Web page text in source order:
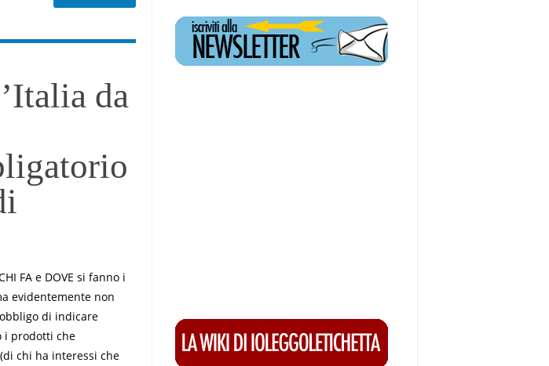
da
FA e DOVE si fanno i
evidentemente non
di indicare
i prodotti che
chi ha interessi che